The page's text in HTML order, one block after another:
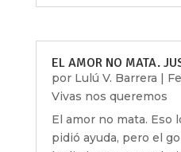
EL AMOR NO MATA.
por Lulú V. Barrera |
Vivas nos queremos
El amor no mata. Eso
pidió ayuda, pero el